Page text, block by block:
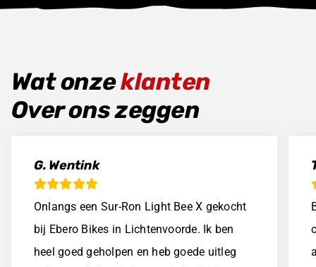
Wat onzeklanten
Over ons zeggen
G. Wentink
Onlangs een Sur-Ron Light Bee X gekocht
bij Ebero Bikes in Lichtenvoorde. Ik ben
heel goed geholpen en heb goede uitleg